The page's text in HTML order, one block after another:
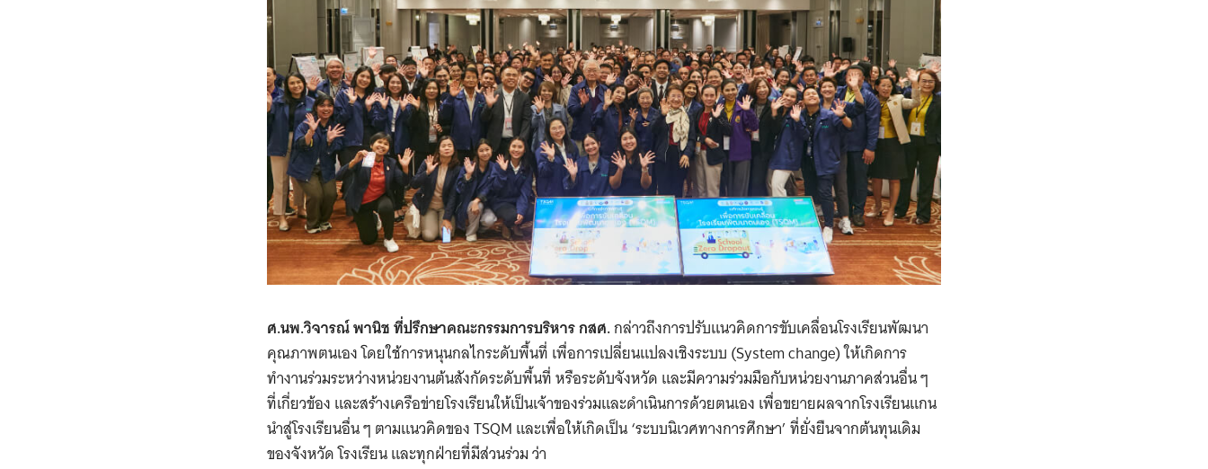
Search
for:
ศ.นพ.วิจารณ์ พานิช ที่ปรึกษาคณะกรรมการบริหาร กสศ.กล่าวถึงการปรับแนวคิดการขับเคลื่อนโรงเรียนพัฒนา
คุณภาพตนเอง โดยใช้การหนุนกลไกระดับพื้นที่ เพื่อการเปลี่ยนแปลงเชิงระบบ (System change) ให้เกิดการ
ทำงานร่วมระหว่างหน่วยงานต้นสังกัดระดับพื้นที่ หรือระดับจังหวัด และมีความร่วมมือกับหน่วยงานภาคส่วนอื่น ๆ
ที่เกี่ยวข้อง และสร้างเครือข่ายโรงเรียนให้เป็นเจ้าของร่วมและดำเนินการด้วยตนเอง เพื่อขยายผลจากโรงเรียนแกน
นำสู่โรงเรียนอื่น ๆ ตามแนวคิดของ TSQM และเพื่อให้เกิดเป็น ‘ระบบนิเวศทางการศึกษา’ ที่ยั่งยืนจากต้นทุนเดิม
ของจังหวัด โรงเรียน และทุกฝ่ายที่มีส่วนร่วม ว่า